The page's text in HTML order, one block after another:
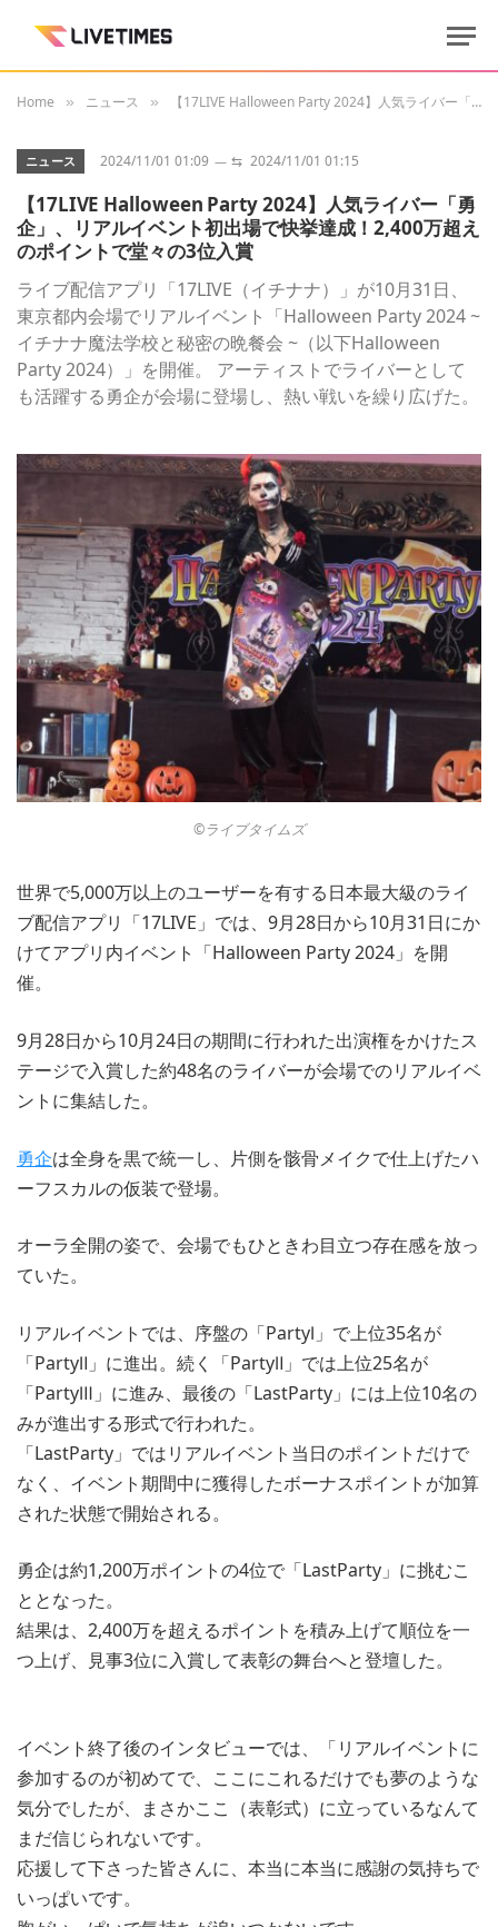
Home » ニュース » 【17LIVE Halloween Party 2024】人気ライバー「勇企」、リアルイベント初出場で快挙達成！2,400万超えのポイントで堂々の3位入賞
ニュース 2024/11/01 01:09 ⇆ 2024/11/01 01:15
【17LIVE Halloween Party 2024】人気ライバー「勇
企」、リアルイベント初出場で快挙達成！2,400万超え
のポイントで堂々の3位入賞
ライブ配信アプリ「17LIVE（イチナナ）」が10月31日、
東京都内会場でリアルイベント「Halloween Party 2024 ~
イチナナ魔法学校と秘密の晩餐会 ~（以下Halloween
Party 2024）」を開催。 アーティストでライバーとして
も活躍する勇企が会場に登場し、熱い戦いを繰り広げた。
©︎ライブタイムズ
世界で5,000万以上のユーザーを有する日本最大級のライ
ブ配信アプリ「17LIVE」では、9月28日から10月31日にか
けてアプリ内イベント「Halloween Party 2024」を開
催。
9月28日から10月24日の期間に行われた出演権をかけたス
テージで入賞した約48名のライバーが会場でのリアルイベ
ントに集結した。
勇企は全身を黒で統一し、片側を骸骨メイクで仕上げたハ
ーフスカルの仮装で登場。
オーラ全開の姿で、会場でもひときわ目立つ存在感を放っ
ていた。
リアルイベントでは、序盤の「PartyⅠ」で上位35名が
「PartyⅡ」に進出。続く「PartyⅡ」では上位25名が
「PartyⅢ」に進み、最後の「LastParty」には上位10名の
みが進出する形式で行われた。
「LastParty」ではリアルイベント当日のポイントだけで
なく、イベント期間中に獲得したボーナスポイントが加算
された状態で開始される。
勇企は約1,200万ポイントの4位で「LastParty」に挑むこ
ととなった。
結果は、2,400万を超えるポイントを積み上げて順位を一
つ上げ、見事3位に入賞して表彰の舞台へと登壇した。
イベント終了後のインタビューでは、「リアルイベントに
参加するのが初めてで、ここにこれるだけでも夢のような
気分でしたが、まさかここ（表彰式）に立っているなんて
まだ信じられないです。
応援して下さった皆さんに、本当に本当に感謝の気持ちで
いっぱいです。